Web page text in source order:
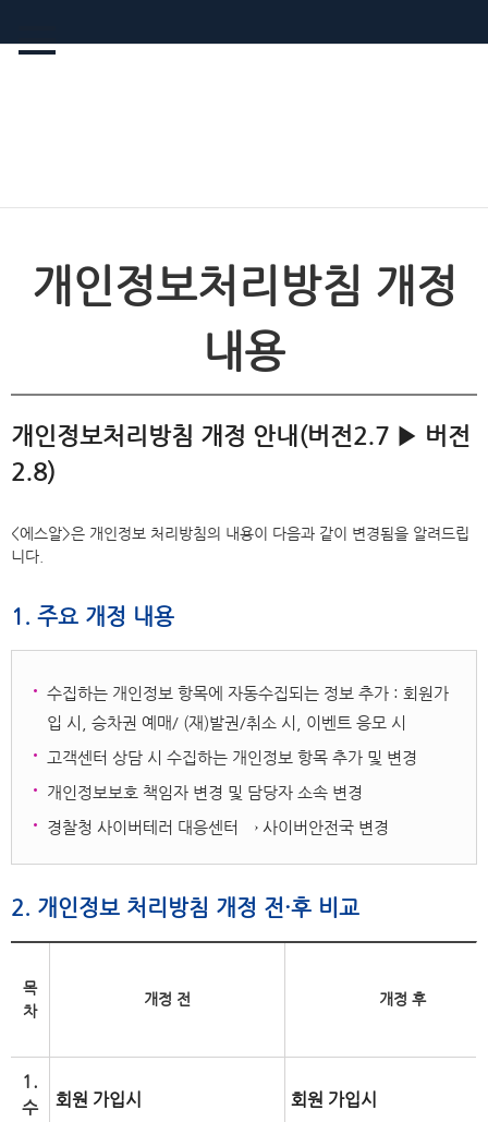
개인정보처리방침 개정
내용
개인정보처리방침 개정 안내(버전2.7 ▶ 버전
2.8)
<에스알>은 개인정보 처리방침의 내용이 다음과 같이 변경됨을 알려드립
니다.
1. 주요 개정 내용
수집하는 개인정보 항목에 자동수집되는 정보 추가 : 회원가
입 시, 승차권 예매/ (재)발권/취소 시, 이벤트 응모 시
고객센터 상담 시 수집하는 개인정보 항목 추가 및 변경
개인정보보호 책임자 변경 및 담당자 소속 변경
경찰청 사이버테러 대응센터 → 사이버안전국 변경
2. 개인정보 처리방침 개정 전·후 비교
목
차
개정 전 개정 후
1.
수
회원 가입시 회원 가입시